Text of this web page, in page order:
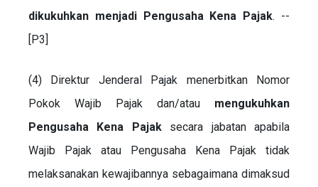
dikukuhkan menjadi Pengusaha Kena Pajak. --
[P3]
(4) Direktur Jenderal Pajak menerbitkan Nomor
Pokok Wajib Pajak dan/atau mengukuhkan
Pengusaha Kena Pajaksecara jabatan apabila
Wajib Pajak atau Pengusaha Kena Pajak tidak
melaksanakan kewajibannya sebagaimana dimaksud